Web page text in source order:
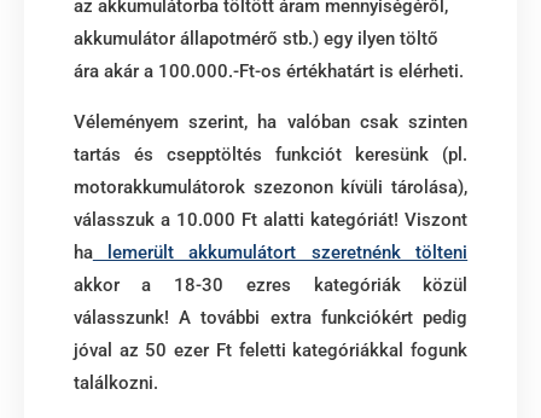
az akkumulátorba töltött áram mennyiségéről,
akkumulátor állapotmérő stb.) egy ilyen töltő
ára akár a 100.000.-Ft-os értékhatárt is elérheti.
Véleményem szerint, ha valóban csak szinten
tartás és csepptöltés funkciót keresünk (pl.
motorakkumulátorok szezonon kívüli tárolása),
válasszuk a 10.000 Ft alatti kategóriát! Viszont
halemerült akkumulátort szeretnénk tölteni
akkor a 18-30 ezres kategóriák közül
válasszunk! A további extra funkciókért pedig
jóval az 50 ezer Ft feletti kategóriákkal fogunk
találkozni.